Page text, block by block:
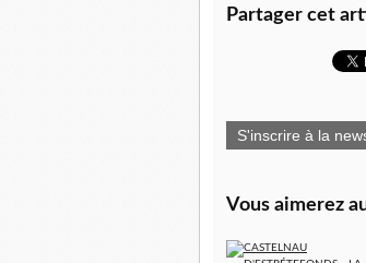
Partager cet
S'inscrire à la
Vous aimerez